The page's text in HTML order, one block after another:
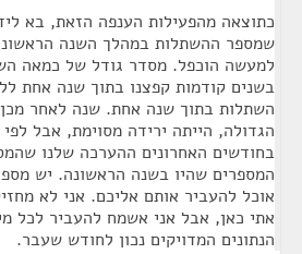
כתוצאה מהפעילות הענפה הזאת, בא
שמספר ההשתלות במהלך השנה
למעשה הוכפל. מסדר גודל של כמאה
בשנים קודמות קפצנו בתוך שנה אחת
השתלות בתוך שנה אחת. שנה לאחר
הגדולה, הייתה ירידה מסוימת, אבל לפי
בחודשים האחרונים ההערכה שלנו
המספרים שהיו בשנה הראשונה. יש
אוכל להעביר אותם אליכם. אני לא
אתי כאן, אבל אני אשמח להעביר לכל
הנתונים המדויקים נכון לחודש שעבר.